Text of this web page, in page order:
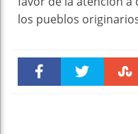
los pueblos